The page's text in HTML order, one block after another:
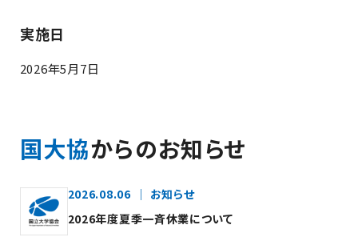
実施日
2026年5月7日
国大協からのお知らせ
2026.08.06
お知らせ
2026年度夏季一斉休業について